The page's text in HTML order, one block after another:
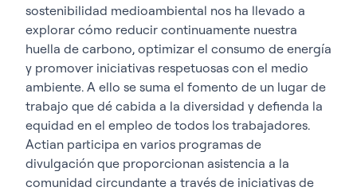
sostenibilidad medioambiental nos ha llevado a
explorar cómo reducir continuamente nuestra
huella de carbono, optimizar el consumo de energía
y promover iniciativas respetuosas con el medio
ambiente. A ello se suma el fomento de un lugar de
trabajo que dé cabida a la diversidad y defienda la
equidad en el empleo de todos los trabajadores.
Actian participa en varios programas de
divulgación que proporcionan asistencia a la
comunidad circundante a través de iniciativas de